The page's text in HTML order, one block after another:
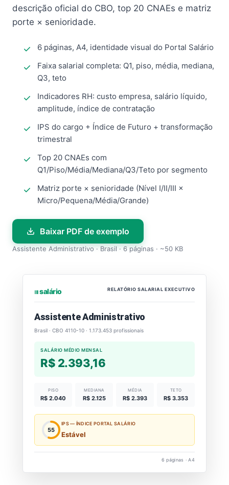
descrição oficial do CBO, top 20 CNAEs e matriz
porte × senioridade.
6 páginas, A4, identidade visual do Portal Salário
Faixa salarial completa: Q1, piso, média, mediana,
Q3, teto
Indicadores RH: custo empresa, salário líquido,
amplitude, índice de contratação
IPS do cargo + Índice de Futuro + transformação
trimestral
Top 20 CNAEs com
Q1/Piso/Média/Mediana/Q3/Teto por segmento
Matriz porte × senioridade (Nível I/II/III ×
Micro/Pequena/Média/Grande)
Baixar PDF de exemplo
Assistente Administrativo · Brasil · 6 páginas · ~50 KB
⏐⏐⏐ salário RELATÓRIO SALARIAL EXECUTIVO
Assistente Administrativo
Brasil · CBO 4110-10 · 1.173.453 profissionais
SALÁRIO MÉDIO MENSAL
R$ 2.393,16
PISO
R$ 2.040
MEDIANA
R$ 2.125
MÉDIA
R$ 2.393
TETO
R$ 3.353
55
IPS — ÍNDICE PORTAL SALÁRIO
Estável
6 páginas · A4